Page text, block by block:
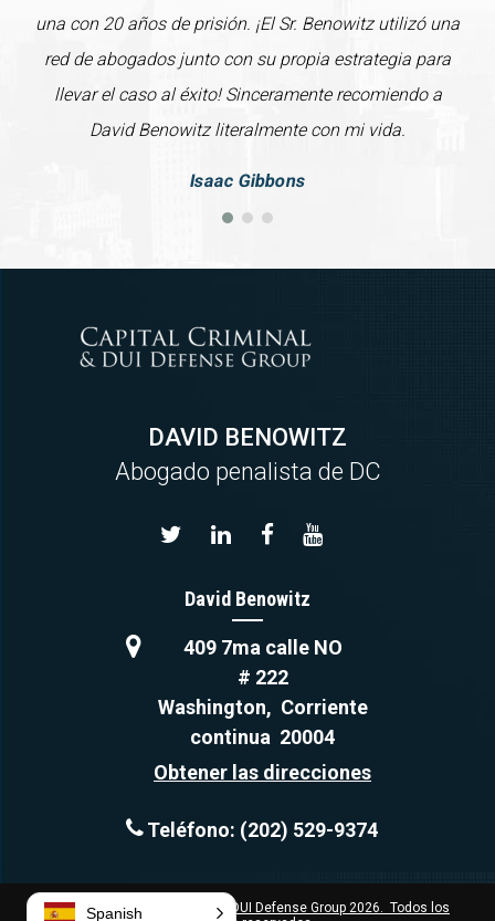
una con 20 años de prisión. ¡El Sr. Benowitz utilizó una
red de abogados junto con su propia estrategia para
llevar el caso al éxito! Sinceramente recomiendo a
David Benowitz literalmente con mi vida.
Isaac Gibbons
DAVID BENOWITZ
Abogado penalista de DC
David Benowitz
409 7ma calle NO
# 222
Washington, Corriente
continua 20004
Obtener las direcciones
Teléfono: (202) 529-9374
Copyright © Capital Criminal & DUI Defense Group 2026. Todos los
Spanish